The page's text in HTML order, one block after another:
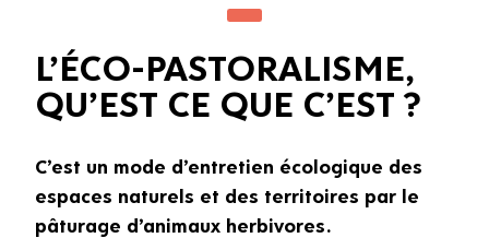
L’ÉCO-PASTORALISME,
QU’EST CE QUE C’EST ?
C’est un mode d’entretien écologique des
espaces naturels et des territoires par le
pâturage d’animaux herbivores.